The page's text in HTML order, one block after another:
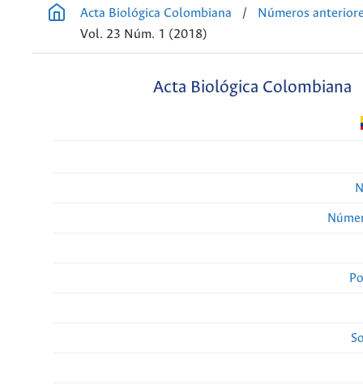
Acta Biológica Colombiana
/
Números
Vol. 23 Núm. 1 (2018)
Acta Biológica Colombiana